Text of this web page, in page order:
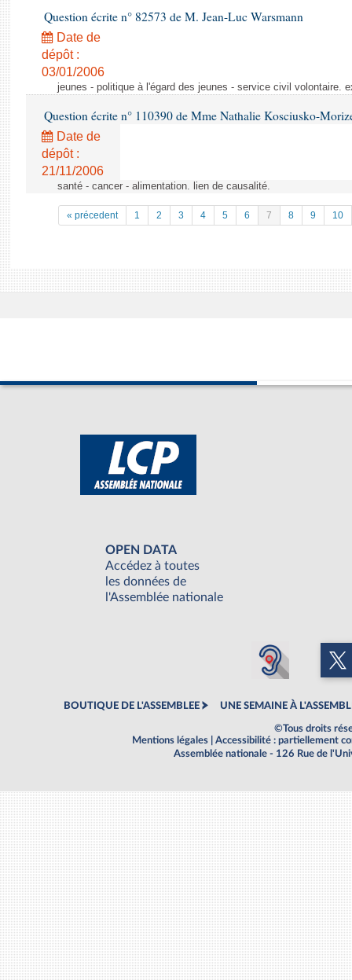
Question écrite n° 82573 de M. Jean-Luc Warsmann
Date de
dépôt :
03/01/2006
jeunes - politique à l'égard des jeunes - service civil volontaire.
Question écrite n° 110390 de Mme Nathalie Kosciusko-
Date de
dépôt :
21/11/2006
santé - cancer - alimentation. lien de causalité.
« précedent 1 2 3 4 5 6 7 8 9 10
OPEN DATA
Accédez à toutes
les données de
l'Assemblée nationale
BOUTIQUE DE L'ASSEMBLEE UNE SEMAINE À
©Tous droits
Mentions légales
Accessibilité : partiellement
Assemblée nationale - 126 Rue de